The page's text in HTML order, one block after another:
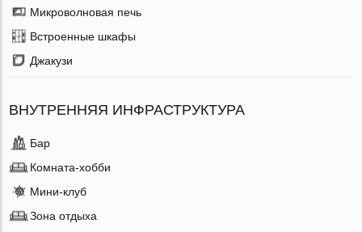
Микроволновая печь
Встроенные шкафы
Джакузи
ВНУТРЕННЯЯ ИНФРАСТРУКТУРА
Бар
Комната-хобби
Мини-клуб
Зона отдыха